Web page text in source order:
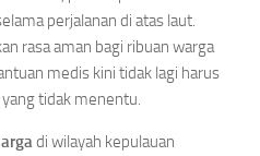
perjalanan di atas laut.
rasa aman bagi ribuan warga
medis kini tidak lagi harus
tidak menentu.
di wilayah kepulauan